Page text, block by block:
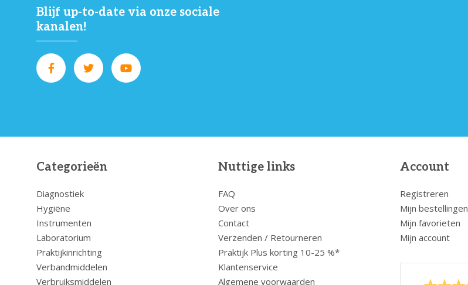
Blijf up-to-date via onze sociale
kanalen!
Categorieën
Diagnostiek
Hygiëne
Instrumenten
Laboratorium
Praktijkinrichting
Verbandmiddelen
Verbruiksmiddelen
Nuttige links
FAQ
Over ons
Contact
Verzenden / Retourneren
Praktijk Plus korting 10-25 %*
Klantenservice
Algemene voorwaarden
Account
Registreren
Mijn bestellingen
Mijn favorieten
Mijn account